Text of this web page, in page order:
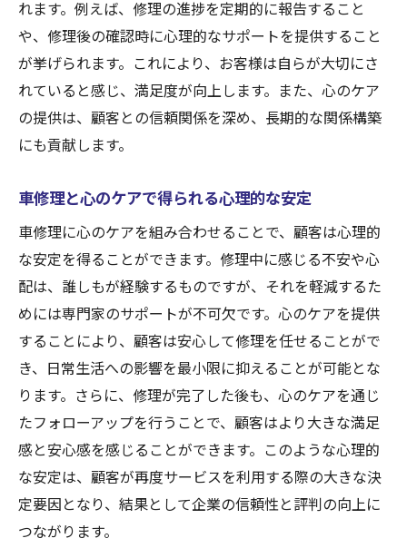
いアプローチ
ストレスフリーな車修理を実現する融合手
法
心のケアがもたらす車修理の新しい可能性
融合による車修理の付加価値とは
顧客体験を変える心のケアと車修理の共創
安心を提供する車修理の革新と心のケア
事故や故障の不安を解消する車修理カウンセリ
ングの力
車修理カウンセリングが解決する不安の種
類
心の安定をサポートする車修理の取り組み
不安を和らげるための効果的なカウンセリ
ング
事故や故障後の心のケアの重要性
カウンセリングを通じた安心感の提供
れます。例えば、修理の進捗を定期的に報告すること
や、修理後の確認時に心理的なサポートを提供すること
が挙げられます。これにより、お客様は自らが大切にさ
れていると感じ、満足度が向上します。また、心のケア
の提供は、顧客との信頼関係を深め、長期的な関係構築
にも貢献します。
車修理と心のケアで得られる心理的な安定
車修理に心のケアを組み合わせることで、顧客は心理的
な安定を得ることができます。修理中に感じる不安や心
配は、誰しもが経験するものですが、それを軽減するた
めには専門家のサポートが不可欠です。心のケアを提供
することにより、顧客は安心して修理を任せることがで
き、日常生活への影響を最小限に抑えることが可能とな
ります。さらに、修理が完了した後も、心のケアを通じ
たフォローアップを行うことで、顧客はより大きな満足
感と安心感を感じることができます。このような心理的
な安定は、顧客が再度サービスを利用する際の大きな決
定要因となり、結果として企業の信頼性と評判の向上に
つながります。